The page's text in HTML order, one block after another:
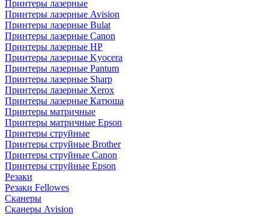
Принтеры лазерные
Принтеры лазерные Avision
Принтеры лазерные Bulat
Принтеры лазерные Canon
Принтеры лазерные HP
Принтеры лазерные Kyocera
Принтеры лазерные Pantum
Принтеры лазерные Sharp
Принтеры лазерные Xerox
Принтеры лазерные Катюша
Принтеры матричные
Принтеры матричные Epson
Принтеры струйные
Принтеры струйные Brother
Принтеры струйные Canon
Принтеры струйные Epson
Резаки
Резаки Fellowes
Сканеры
Сканеры Avision